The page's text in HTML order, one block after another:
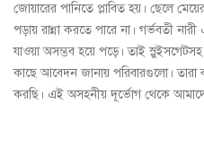
জোয়ারের পানিতে প্লাবিত হয়। ছেলে
পড়ায় রান্না করতে পারে না। গর্ভবতী
যাওয়া অসম্ভব হয়ে পড়ে। তাই স্লুইসগেটসহ
কাছে আবেদন জানায় পরিবারগুলো।
করছি। এই অসহনীয় দূর্ভোগ থেকে